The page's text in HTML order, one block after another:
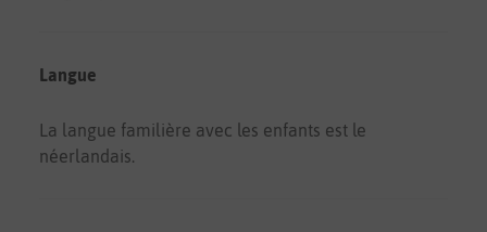
Langue
La langue familière avec les enfants est le
néerlandais.